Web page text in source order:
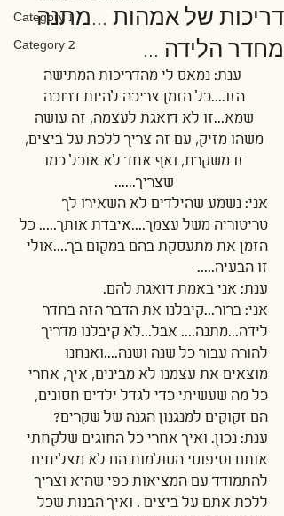
Category 1
Category 2
דריכות של אמהות ...מתנה
מחדר הלידה ...
ענת: נמאס לי מהדריכות המתישה
הזו....כל הזמן צריכה להיות דרוכה
שמא...זו לא דואגת לעצמה, זה עושה
משהו מזיק, עם זה צריך ללכת על ביצים,
זו משקרת, ואף אחד לא אוכל כמו
שצריך......
אני: נשמע שהילדים לא השאירו לך
טריטוריה משל עצמך....איבדת אותך..... כל
הזמן את מתעסקת בהם במקום בך....אולי
זו הבעיה.....
ענת: אני באמת דואגת להם.
אני: ברור...קיבלנו את הדבר הזה בחדר
לידה...מתנה.... אבל...לא קיבלנו מדריך
להורה עבור כל שנה ושנה....ואנחנו
מוצאים את עצמנו לא מבינים, איך, אחרי
כל מה שעשיתי כדי לגדל ילדים חסונים,
הם זקוקים למנגנון הגנה של שקרים?
ענת: נכון. ואיך אחרי כל החוגים שלקחתי
אותם וטיפוסי הסולמות הם לא מצליחים
להתמודד עם המציאות כפי שהיא וצריך
ללכת אתם על ביצים . ואיך הבנות שכל